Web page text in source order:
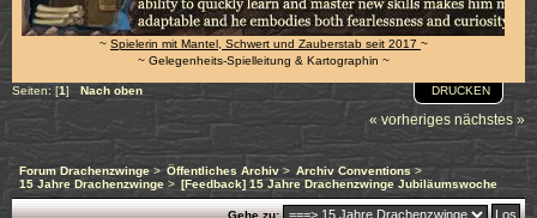
~ Spielerin mit Mantel, Schwert und Zauberstab seit 2017 ~
~ Gelegenheits-Spielleitung & Kartographin ~
DRUCKEN
Seiten: [1] Nach oben
« vorheriges nächstes »
Forum Drachenzwinge> Öffentliches Archiv> Archiv Conventions>
15 Jahre Drachenzwinge > [Feedback] 15 Jahre Drachenzwinge Jubiläumswoche
Gehe zu: